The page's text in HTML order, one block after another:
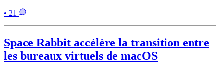
• 21
Space Rabbit accélère la transition entre
les bureaux virtuels de macOS